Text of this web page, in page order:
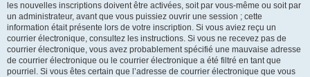
les nouvelles inscriptions doivent être activées, soit par vous-même ou soit par
un administrateur, avant que vous puissiez ouvrir une session ; cette
information était présente lors de votre inscription. Si vous aviez reçu un
courrier électronique, consultez les instructions. Si vous ne recevez pas de
courrier électronique, vous avez probablement spécifié une mauvaise adresse
de courrier électronique ou le courrier électronique a été filtré en tant que
pourriel. Si vous êtes certain que l’adresse de courrier électronique que vous